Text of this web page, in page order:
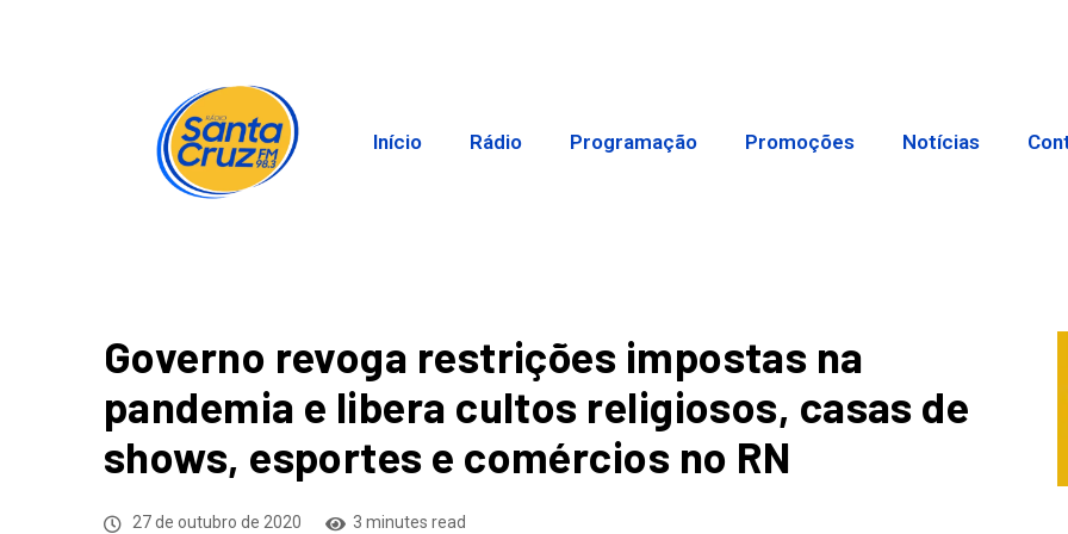
Início Rádio Programação Promoções Notícias
Governo revoga restrições impostas na
pandemia e libera cultos religiosos, casas de
shows, esportes e comércios no RN
27 de outubro de 2020 3 minutes read